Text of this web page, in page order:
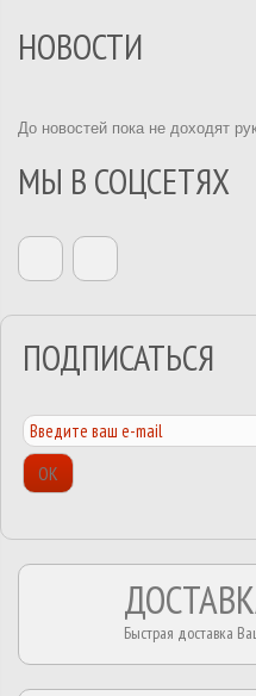
НОВОСТИ
До новостей пока не доходят
МЫ В СОЦСЕТЯХ
ПОДПИСАТЬСЯ
ОК
Быстрая доставка